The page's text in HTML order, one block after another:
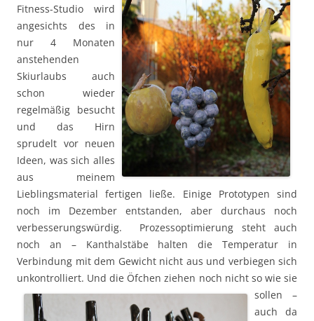
Fitness-Studio wird
angesichts des in
nur 4 Monaten
anstehenden
Skiurlaubs auch
schon wieder
regelmäßig besucht
und das Hirn
sprudelt vor neuen
Ideen, was sich alles
aus meinem
Lieblingsmaterial fertigen ließe. Einige Prototypen sind
noch im Dezember entstanden, aber durchaus noch
verbesserungswürdig. Prozessoptimierung steht auch
noch an – Kanthalstäbe halten die Temperatur in
Verbindung mit dem Gewicht nicht aus und verbiegen sich
unkontrolliert. Und die Öfchen ziehen noch nicht so wie sie
sollen –
auch da